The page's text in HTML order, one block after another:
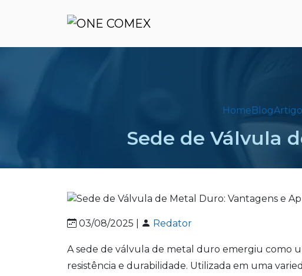
HomeBlog
Sede de Válvula
03/08/2025 | Redator
A sede de válvula de metal duro emergiu como
resistência e durabilidade. Utilizada em uma